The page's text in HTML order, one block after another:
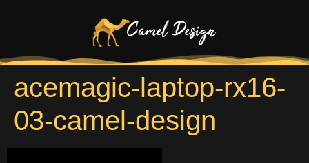
acemagic-laptop-rx16-
03-camel-design